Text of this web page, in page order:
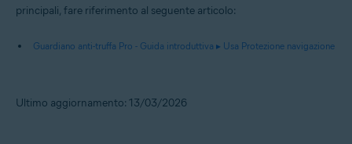
principali, fare riferimento al seguente articolo:
Guardiano anti-truffa Pro - Guida introduttiva ▸ Usa Protezione navigazione
Ultimo aggiornamento: 13/03/2026